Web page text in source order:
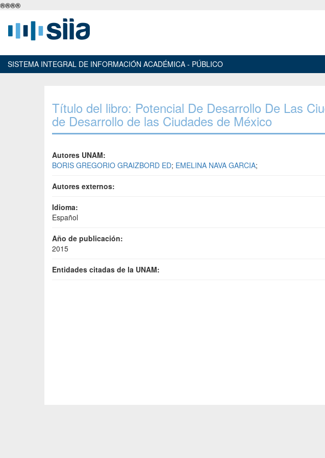
®®®®
SISTEMA INTEGRAL DE INFORMACIÓN ACADÉMICA - PÚBLICO
Título del libro: Potencial De Desarrollo De Las
de Desarrollo de las Ciudades de México
Autores UNAM:
BORIS GREGORIO GRAIZBORD ED; EMELINA NAVA GARCIA;
Autores externos:
Idioma:
Español
Año de publicación:
2015
Entidades citadas de la UNAM: